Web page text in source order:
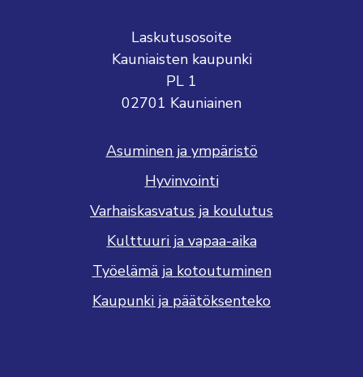
Laskutusosoite
Kauniaisten kaupunki
PL 1
02701 Kauniainen
Asuminen ja ympäristö
Hyvinvointi
Varhaiskasvatus ja koulutus
Kulttuuri ja vapaa-aika
Työelämä ja kotoutuminen
Kaupunki ja päätöksenteko